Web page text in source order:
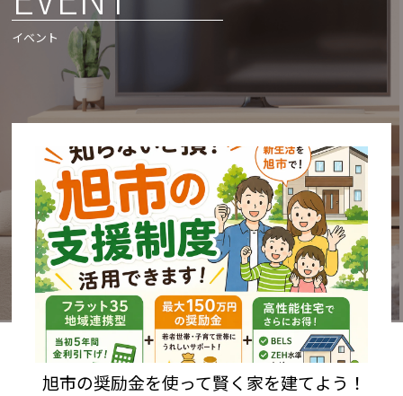
イベント
旭市の奨励金を使って賢く家を建てよう！